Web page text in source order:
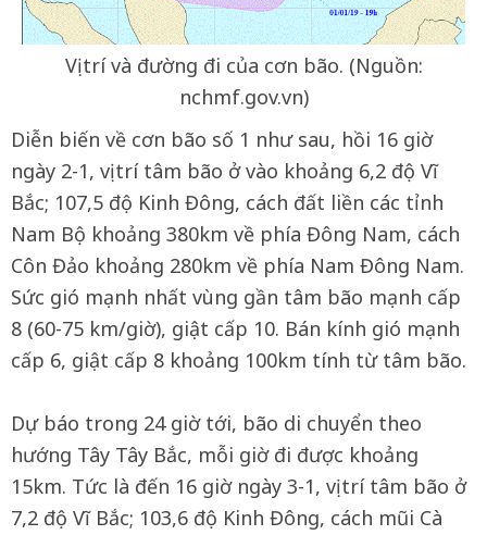
Vị trí và đường đi của cơn bão. (Nguồn:
nchmf.gov.vn)
Diễn biến về cơn bão số 1 như sau, hồi 16 giờ
ngày 2-1, vị trí tâm bão ở vào khoảng 6,2 độ Vĩ
Bắc; 107,5 độ Kinh Đông, cách đất liền các tỉnh
Nam Bộ khoảng 380km về phía Đông Nam, cách
Côn Đảo khoảng 280km về phía Nam Đông Nam.
Sức gió mạnh nhất vùng gần tâm bão mạnh cấp
8 (60-75 km/giờ), giật cấp 10. Bán kính gió mạnh
cấp 6, giật cấp 8 khoảng 100km tính từ tâm bão.
Dự báo trong 24 giờ tới, bão di chuyển theo
hướng Tây Tây Bắc, mỗi giờ đi được khoảng
15km. Tức là đến 16 giờ ngày 3-1, vị trí tâm bão ở
7,2 độ Vĩ Bắc; 103,6 độ Kinh Đông, cách mũi Cà